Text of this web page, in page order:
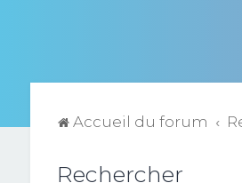
Accueil du forum
Rechercher